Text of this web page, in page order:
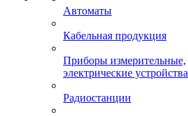
Автоматы
Кабельная продукция
Приборы измерительные,
электрические устройства
Радиостанции